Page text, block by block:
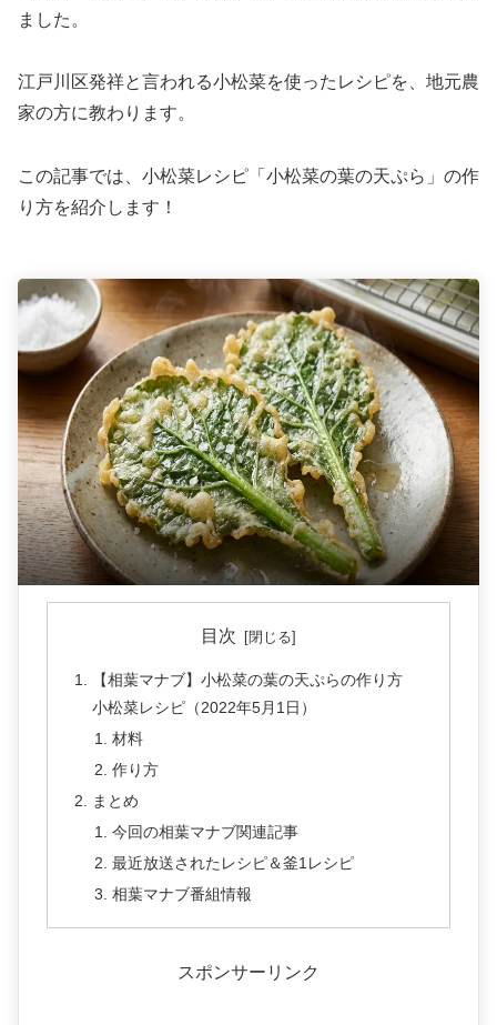
ました。
江戸川区発祥と言われる小松菜を使ったレシピを、地元農
家の方に教わります。
この記事では、小松菜レシピ「小松菜の葉の天ぷら」の作
り方を紹介します！
目次
【相葉マナブ】小松菜の葉の天ぷらの作り方
小松菜レシピ（2022年5月1日）
材料
作り方
まとめ
今回の相葉マナブ関連記事
最近放送されたレシピ＆釜1レシピ
相葉マナブ番組情報
スポンサーリンク